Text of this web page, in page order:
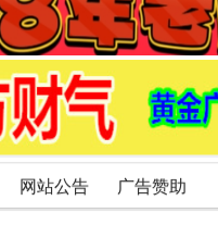
网站公告 广告赞助